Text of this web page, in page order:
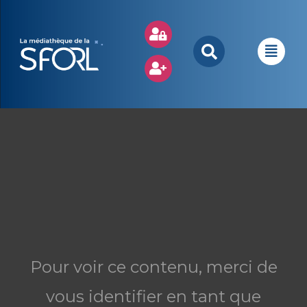
Pour voir ce contenu, merci de
vous identifier en tant que